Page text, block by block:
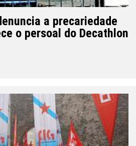
a precariedade
o persoal do Decathlon